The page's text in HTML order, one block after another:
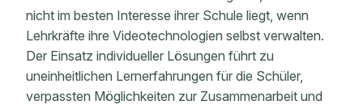
nicht im besten Interesse ihrer Schule liegt, wenn
Lehrkräfte ihre Videotechnologien selbst verwalten.
Der Einsatz individueller Lösungen führt zu
uneinheitlichen Lernerfahrungen für die Schüler,
verpassten Möglichkeiten zur Zusammenarbeit und